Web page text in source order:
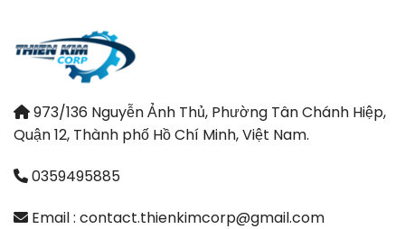
973/136 Nguyễn Ảnh Thủ, Phường Tân Chánh Hiệp,
Quận 12, Thành phố Hồ Chí Minh, Việt Nam.
0359495885
Email : contact.thienkimcorp@gmail.com